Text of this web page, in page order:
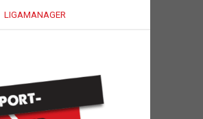
LIGAMANAGER